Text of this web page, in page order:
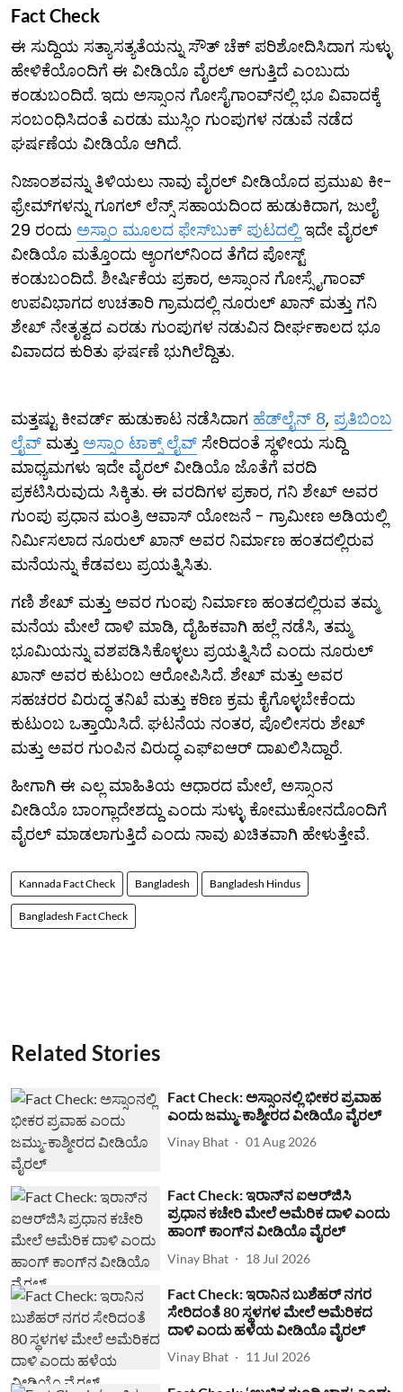
Fact Check
ಈ ಸುದ್ದಿಯ ಸತ್ಯಾಸತ್ಯತೆಯನ್ನು ಸೌತ್ ಚೆಕ್ ಪರಿಶೋದಿಸಿದಾಗ ಸುಳ್ಳು
ಹೇಳಿಕೆಯೊಂದಿಗೆ ಈ ವೀಡಿಯೊ ವೈರಲ್ ಆಗುತ್ತಿದೆ ಎಂಬುದು
ಕಂಡುಬಂದಿದೆ. ಇದು ಅಸ್ಸಾಂನ ಗೋಸೈಗಾಂವ್‌ನಲ್ಲಿ ಭೂ ವಿವಾದಕ್ಕೆ
ಸಂಬಂಧಿಸಿದಂತೆ ಎರಡು ಮುಸ್ಲಿಂ ಗುಂಪುಗಳ ನಡುವೆ ನಡೆದ
ಘರ್ಷಣೆಯ ವೀಡಿಯೊ ಆಗಿದೆ.
ನಿಜಾಂಶವನ್ನು ತಿಳಿಯಲು ನಾವು ವೈರಲ್ ವೀಡಿಯೊದ ಪ್ರಮುಖ ಕೀ-
ಫ್ರೇಮ್​ಗಳನ್ನು ಗೂಗಲ್ ಲೆನ್ಸ್ ಸಹಾಯದಿಂದ ಹುಡುಕಿದಾಗ, ಜುಲೈ
29 ರಂದು ಅಸ್ಸಾಂ ಮೂಲದ ಫೇಸ್‌ಬುಕ್ ಪುಟದಲ್ಲಿ ಇದೇ ವೈರಲ್
ವೀಡಿಯೊ ಮತ್ತೊಂದು ಆ್ಯಂಗಲ್​ನಿಂದ ತೆಗೆದ ಪೋಸ್ಟ್
ಕಂಡುಬಂದಿದೆ. ಶೀರ್ಷಿಕೆಯ ಪ್ರಕಾರ, ಅಸ್ಸಾಂನ ಗೋಸ್ಸೈಗಾಂವ್
ಉಪವಿಭಾಗದ ಉಚತಾರಿ ಗ್ರಾಮದಲ್ಲಿ ನೂರುಲ್ ಖಾನ್ ಮತ್ತು ಗನಿ
ಶೇಖ್ ನೇತೃತ್ವದ ಎರಡು ಗುಂಪುಗಳ ನಡುವಿನ ದೀರ್ಘಕಾಲದ ಭೂ
ವಿವಾದದ ಕುರಿತು ಘರ್ಷಣೆ ಭುಗಿಲೆದ್ದಿತು.
ಮತ್ತಷ್ಟು ಕೀವರ್ಡ್ ಹುಡುಕಾಟ ನಡೆಸಿದಾಗ ಹೆಡ್‌ಲೈನ್ 8, ಪ್ರತಿಬಿಂಬ
ಲೈವ್ ಮತ್ತು ಅಸ್ಸಾಂ ಟಾಕ್ಸ್ ಲೈವ್ ಸೇರಿದಂತೆ ಸ್ಥಳೀಯ ಸುದ್ದಿ
ಮಾಧ್ಯಮಗಳು ಇದೇ ವೈರಲ್ ವೀಡಿಯೊ ಜೊತೆಗೆ ವರದಿ
ಪ್ರಕಟಿಸಿರುವುದು ಸಿಕ್ಕಿತು. ಈ ವರದಿಗಳ ಪ್ರಕಾರ, ಗನಿ ಶೇಖ್ ಅವರ
ಗುಂಪು ಪ್ರಧಾನ ಮಂತ್ರಿ ಆವಾಸ್ ಯೋಜನೆ - ಗ್ರಾಮೀಣ ಅಡಿಯಲ್ಲಿ
ನಿರ್ಮಿಸಲಾದ ನೂರುಲ್ ಖಾನ್ ಅವರ ನಿರ್ಮಾಣ ಹಂತದಲ್ಲಿರುವ
ಮನೆಯನ್ನು ಕೆಡವಲು ಪ್ರಯತ್ನಿಸಿತು.
ಗಣಿ ಶೇಖ್ ಮತ್ತು ಅವರ ಗುಂಪು ನಿರ್ಮಾಣ ಹಂತದಲ್ಲಿರುವ ತಮ್ಮ
ಮನೆಯ ಮೇಲೆ ದಾಳಿ ಮಾಡಿ, ದೈಹಿಕವಾಗಿ ಹಲ್ಲೆ ನಡೆಸಿ, ತಮ್ಮ
ಭೂಮಿಯನ್ನು ವಶಪಡಿಸಿಕೊಳ್ಳಲು ಪ್ರಯತ್ನಿಸಿದೆ ಎಂದು ನೂರುಲ್
ಖಾನ್ ಅವರ ಕುಟುಂಬ ಆರೋಪಿಸಿದೆ. ಶೇಖ್ ಮತ್ತು ಅವರ
ಸಹಚರರ ವಿರುದ್ಧ ತನಿಖೆ ಮತ್ತು ಕಠಿಣ ಕ್ರಮ ಕೈಗೊಳ್ಳಬೇಕೆಂದು
ಕುಟುಂಬ ಒತ್ತಾಯಿಸಿದೆ. ಘಟನೆಯ ನಂತರ, ಪೊಲೀಸರು ಶೇಖ್
ಮತ್ತು ಅವರ ಗುಂಪಿನ ವಿರುದ್ಧ ಎಫ್‌ಐಆರ್ ದಾಖಲಿಸಿದ್ದಾರೆ.
ಹೀಗಾಗಿ ಈ ಎಲ್ಲ ಮಾಹಿತಿಯ ಆಧಾರದ ಮೇಲೆ, ಅಸ್ಸಾಂನ
ವೀಡಿಯೊ ಬಾಂಗ್ಲಾದೇಶದ್ದು ಎಂದು ಸುಳ್ಳು ಕೋಮುಕೋನದೊಂದಿಗೆ
ವೈರಲ್ ಮಾಡಲಾಗುತ್ತಿದೆ ಎಂದು ನಾವು ಖಚಿತವಾಗಿ ಹೇಳುತ್ತೇವೆ.
Kannada Fact Check Bangladesh Bangladesh Hindus
Bangladesh Fact Check
Related Stories
Fact Check: ಅಸ್ಸಾಂನಲ್ಲಿ ಭೀಕರ ಪ್ರವಾಹ
ಎಂದು ಜಮ್ಮು-ಕಾಶ್ಮೀರದ ವೀಡಿಯೊ ವೈರಲ್
Vinay Bhat 01 Aug 2026
Fact Check: ಇರಾನ್‌ನ ಐಆರ್‌ಜಿಸಿ
ಪ್ರಧಾನ ಕಚೇರಿ ಮೇಲೆ ಅಮೆರಿಕ ದಾಳಿ ಎಂದು
ಹಾಂಗ್ ಕಾಂಗ್​ನ ವೀಡಿಯೊ ವೈರಲ್
Vinay Bhat 18 Jul 2026
Fact Check: ಇರಾನಿನ ಬುಶೆಹರ್ ನಗರ
ಸೇರಿದಂತೆ 80 ಸ್ಥಳಗಳ ಮೇಲೆ ಅಮೆರಿಕದ
ದಾಳಿ ಎಂದು ಹಳೆಯ ವೀಡಿಯೊ ವೈರಲ್
Vinay Bhat 11 Jul 2026